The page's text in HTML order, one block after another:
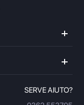
SERVE AIUTO?